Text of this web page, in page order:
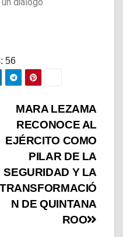
56
MARA LEZAMA
RECONOCE AL
EJÉRCITO COMO
PILAR DE LA
SEGURIDAD Y LA
TRANSFORMACIÓ
N DE QUINTANA
ROO